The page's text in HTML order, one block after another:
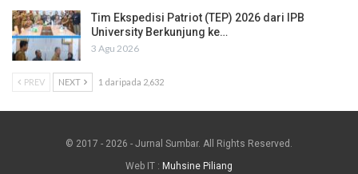
Tim Ekspedisi Patriot (TEP) 2026 dari IPB
University Berkunjung ke…
3 Agu 2026
PREV NEXT 1 daripada 2,632
© 2017 - 2026 - Jurnal Sumbar. All Rights Reserved.
Web IT : Muhsine Piliang